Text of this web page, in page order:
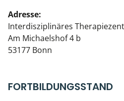
Adresse:
Interdisziplinäres
Am Michaelshof 4 b
53177 Bonn
FORTBILDUNGSSTAND
Viszerale Osteopathie
Klinische & Praktische Kurse
Live Online-Kurse
Wissenswertes
Soziales Engagement